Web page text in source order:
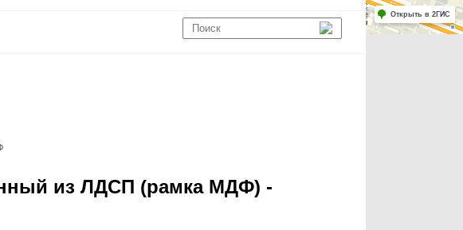
Работает на API 2ГИС
Лицензионное соглашение
Для корректной работы Raster JS API нужен ключ. Помощь: api@2gis.ru
Открыть в 2ГИС
из ЛДСП (рамка МДФ) -